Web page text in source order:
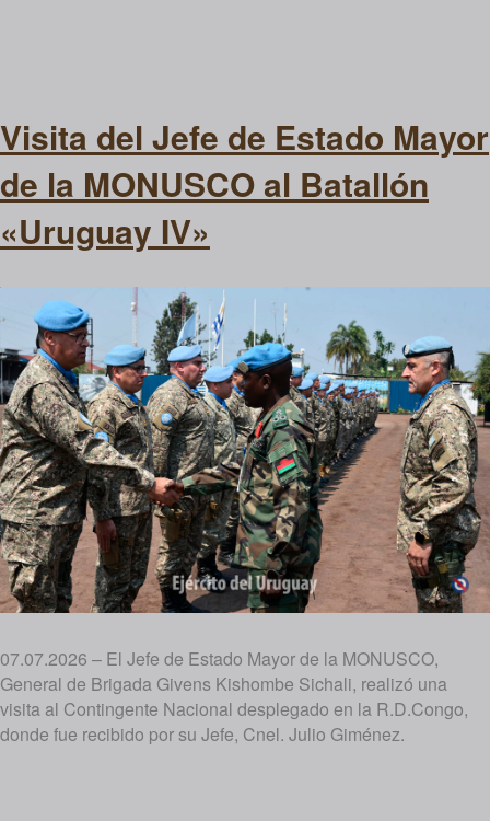
Visita del Jefe de Estado Mayor
de la MONUSCO al Batallón
«Uruguay IV»
07.07.2026 – El Jefe de Estado Mayor de la MONUSCO,
General de Brigada Givens Kishombe Sichali, realizó una
visita al Contingente Nacional desplegado en la R.D.Congo,
donde fue recibido por su Jefe, Cnel. Julio Giménez.